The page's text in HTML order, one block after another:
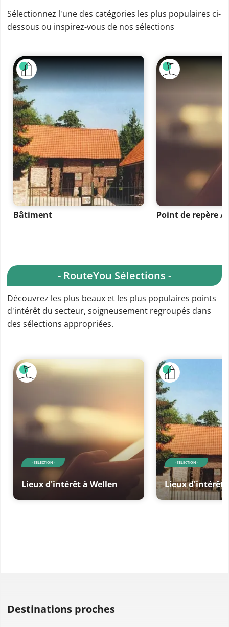
Sélectionnez l'une des catégories les plus populaires ci-
dessous ou inspirez-vous de nos sélections
Bâtiment Point de repère /
- RouteYou Sélections -
Découvrez les plus beaux et les plus populaires points
d'intérêt du secteur, soigneusement regroupés dans
des sélections appropriées.
- SELECTION -
Lieux d'intérêt à Wellen
- SELECTION -
Lieux d'intérêt
Destinations proches